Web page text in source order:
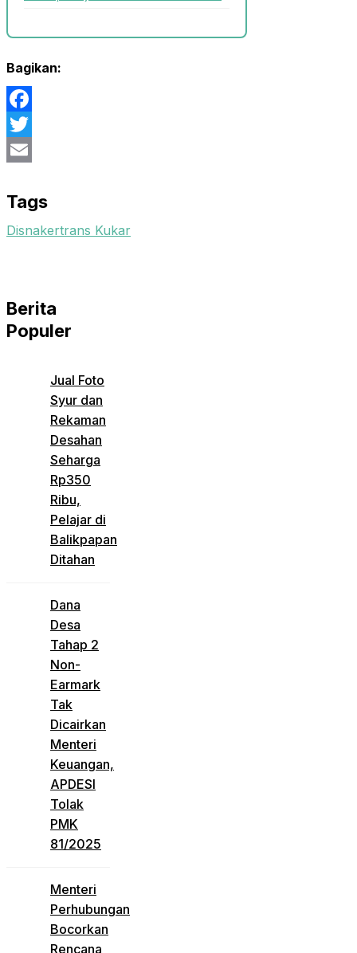
Bagikan:
Facebook
Twitter
Tags
Disnakertrans Kukar
Berita
Populer
Jual Foto
Syur dan
Rekaman
Desahan
Seharga
Rp350
Ribu,
Pelajar di
Balikpapan
Ditahan
Dana
Desa
Tahap 2
Non-
Earmark
Tak
Dicairkan
Menteri
Keuangan,
APDESI
Tolak
PMK
81/2025
Menteri
Perhubungan
Bocorkan
Rencana